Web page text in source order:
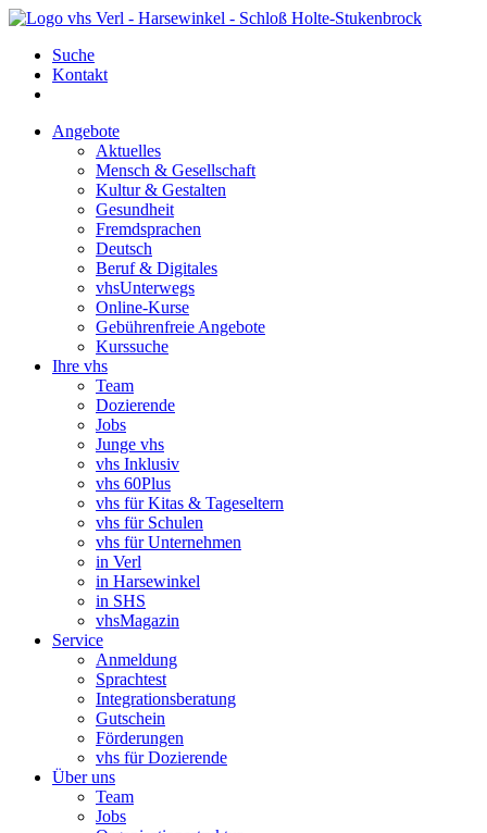
Suche
Kontakt
Angebote
Aktuelles
Mensch & Gesellschaft
Kultur & Gestalten
Gesundheit
Fremdsprachen
Deutsch
Beruf & Digitales
vhsUnterwegs
Online-Kurse
Gebührenfreie Angebote
Kurssuche
Ihre vhs
Team
Dozierende
Jobs
Junge vhs
vhs Inklusiv
vhs 60Plus
vhs für Kitas & Tageseltern
vhs für Schulen
vhs für Unternehmen
in Verl
in Harsewinkel
in SHS
vhsMagazin
Service
Anmeldung
Sprachtest
Integrationsberatung
Gutschein
Förderungen
vhs für Dozierende
Über uns
Team
Jobs